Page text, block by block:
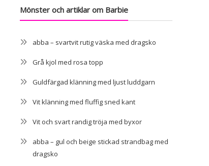
Mönster och artiklar om Barbie
abba – svartvit rutig väska med dragsko
Grå kjol med rosa topp
Guldfärgad klänning med ljust luddgarn
Vit klänning med fluffig sned kant
Vit och svart randig tröja med byxor
abba – gul och beige stickad strandbag med
dragsko